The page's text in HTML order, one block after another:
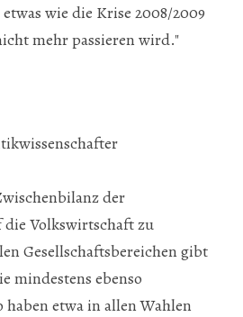
wie die Krise 2008/2009
mehr passieren wird."
der
Volkswirtschaft zu
Gesellschaftsbereichen gibt
mindestens ebenso
etwa in allen Wahlen